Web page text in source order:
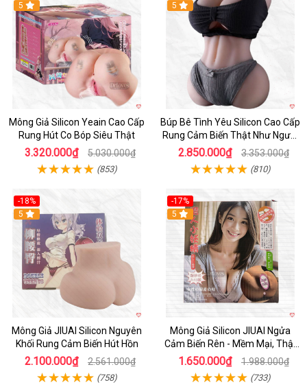
Hot
5
Mông Giả Silicon Yeain Cao Cấp
Rung Hút Co Bóp Siêu Thật
3.320.000₫ 5.030.000₫
(853)
5
Búp Bê Tình Yêu Silicon Cao Cấp
Rung Cảm Biến Thật Như Người
Mua
2.850.000₫ 3.353.000₫
(810)
-18%
5
Mông Giả JIUAI Silicon Nguyên
Khối Rung Cảm Biến Hút Hồn
2.100.000₫ 2.561.000₫
(758)
-17%
Hot
5
Mông Giả Silicon JIUAI Ngửa
Cảm Biến Rên - Mềm Mại, Thật
Như Thật
1.650.000₫ 1.988.000₫
(733)